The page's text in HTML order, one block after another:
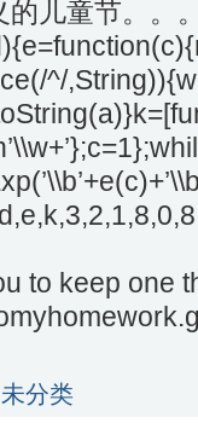
的儿童节。。
^/
to keep one
未分类